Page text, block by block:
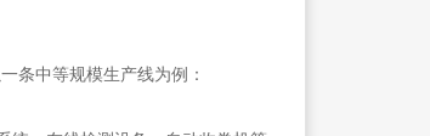
条中等规模生产线为例：